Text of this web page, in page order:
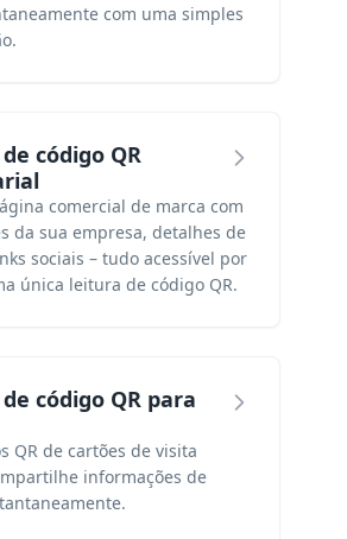
com uma simples
código QR
comercial de marca com
da sua empresa, detalhes de
sociais – tudo acessível por
única leitura de código QR.
código QR para
QR de cartões de visita
informações de